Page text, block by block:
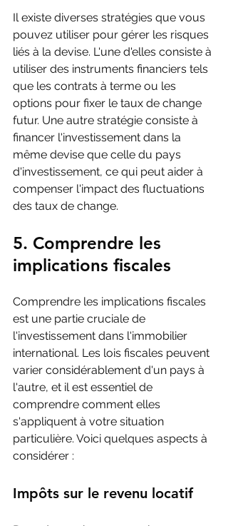
Il existe diverses stratégies que vous
pouvez utiliser pour gérer les risques
liés à la devise. L'une d'elles consiste à
utiliser des instruments financiers tels
que les contrats à terme ou les
options pour fixer le taux de change
futur. Une autre stratégie consiste à
financer l'investissement dans la
même devise que celle du pays
d'investissement, ce qui peut aider à
compenser l'impact des fluctuations
des taux de change.
5. Comprendre les
implications fiscales
Comprendre les implications fiscales
est une partie cruciale de
l'investissement dans l'immobilier
international. Les lois fiscales peuvent
varier considérablement d'un pays à
l'autre, et il est essentiel de
comprendre comment elles
s'appliquent à votre situation
particulière. Voici quelques aspects à
considérer :
Impôts sur le revenu locatif